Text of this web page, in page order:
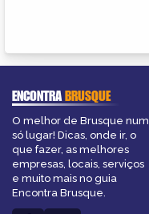
ENCONTRABRUSQUE
O melhor de Brusque num
só lugar! Dicas, onde ir, o
que fazer, as melhores
empresas, locais, serviços
e muito mais no guia
Encontra Brusque.